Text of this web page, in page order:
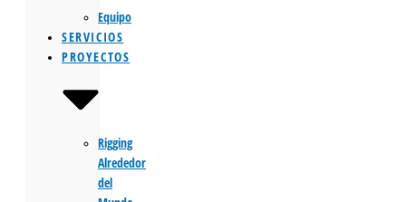
Equipo
SERVICIOS
PROYECTOS
Rigging
Alrededor
del